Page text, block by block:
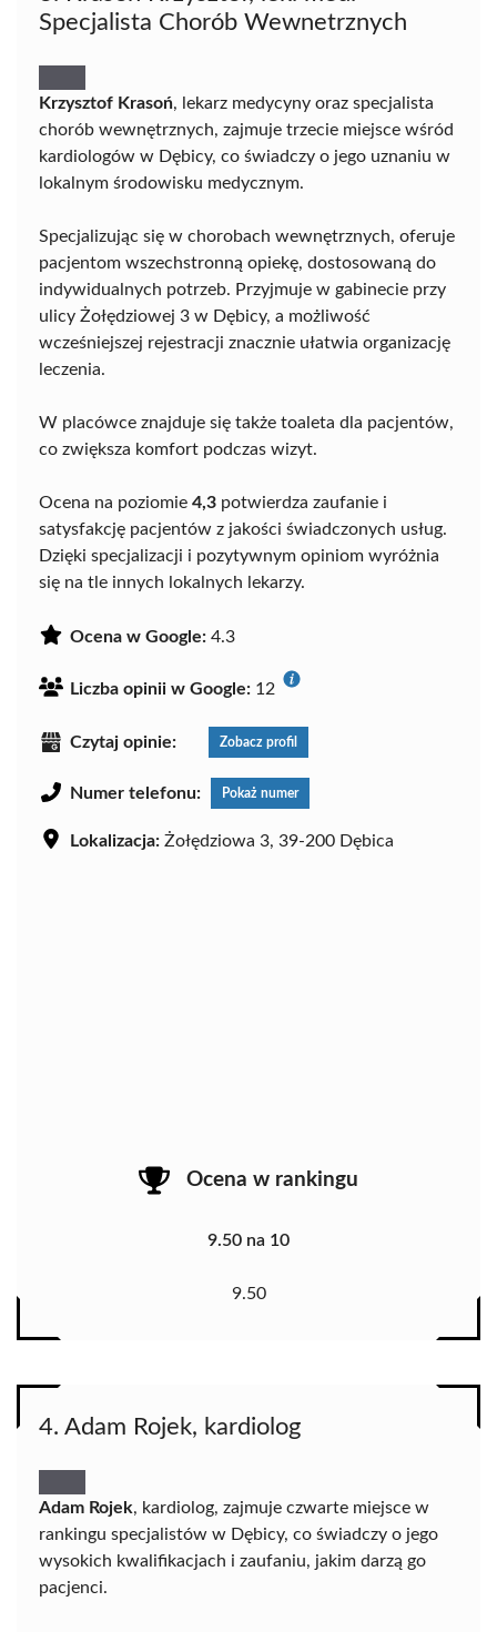
Specjalista Chorób Wewnetrznych
Krzysztof Krasoń, lekarz medycyny oraz specjalista
chorób wewnętrznych, zajmuje trzecie miejsce wśród
kardiologów w Dębicy, co świadczy o jego uznaniu w
lokalnym środowisku medycznym.
Specjalizując się w chorobach wewnętrznych, oferuje
pacjentom wszechstronną opiekę, dostosowaną do
indywidualnych potrzeb. Przyjmuje w gabinecie przy
ulicy Żołędziowej 3 w Dębicy, a możliwość
wcześniejszej rejestracji znacznie ułatwia organizację
leczenia.
W placówce znajduje się także toaleta dla pacjentów,
co zwiększa komfort podczas wizyt.
Ocena na poziomie 4,3 potwierdza zaufanie i
satysfakcję pacjentów z jakości świadczonych usług.
Dzięki specjalizacji i pozytywnym opiniom wyróżnia
się na tle innych lokalnych lekarzy.
Ocena w Google: 4.3
Liczba opinii w Google: 12
Czytaj opinie: Zobacz profil
Numer telefonu: Pokaż numer
Lokalizacja: Żołędziowa 3, 39-200 Dębica
Ocena w rankingu
9.50 na 10
9.50
4. Adam Rojek, kardiolog
Adam Rojek, kardiolog, zajmuje czwarte miejsce w
rankingu specjalistów w Dębicy, co świadczy o jego
wysokich kwalifikacjach i zaufaniu, jakim darzą go
pacjenci.